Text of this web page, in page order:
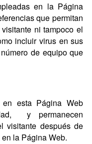
en la Página
que permitan
ni tampoco el
incluir virus en sus
de equipo que
en esta Página Web
y permanecen
visitante después de
la Página Web.